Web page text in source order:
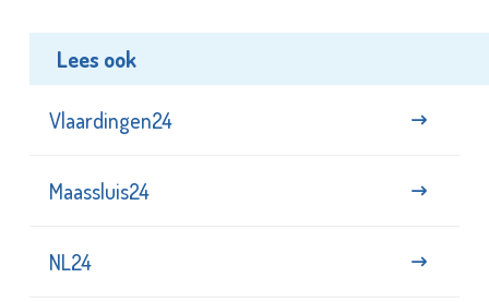
Lees ook
Vlaardingen24
Maassluis24
NL24